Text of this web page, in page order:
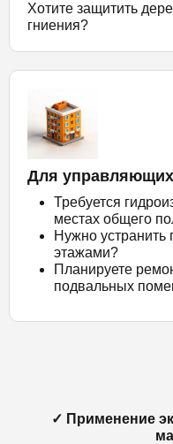
Хотите защитить
гниения?
Для
Требуется
местах общего
Нужно устранить
этажами?
Планируете
подвальных
✓ Применение